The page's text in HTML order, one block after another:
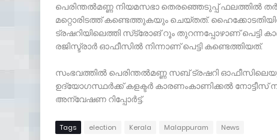
പെരിന്തല്‍മണ്ണ നിയമസഭാ തെരഞ്ഞെടുപ്പ് ഫലത്തില്‍
മറ്റൊരിടത്ത് കണ്ടെത്തുകയും ചെയ്തത്.
ട്രഷറിയിലെത്തി സ്‌ട്രോങ് റൂം തുറന്നപ്പോഴാണ്
രജിസ്ട്രാര്‍ ഓഫീസില്‍ നിന്നാണ് പെട്ടി കണ്ടെത്തിയത്.
സംഭവത്തില്‍ പെരിന്തല്‍മണ്ണ സബ് ട്രഷറി
ഉദ്യോഗസ്ഥര്‍ക്ക് കളക്ടര്‍ കാരണംകാണിക്കല്‍
അന്വേഷണ റിപ്പോര്‍ട്ട്.
Tags election Kerala Malappuram News